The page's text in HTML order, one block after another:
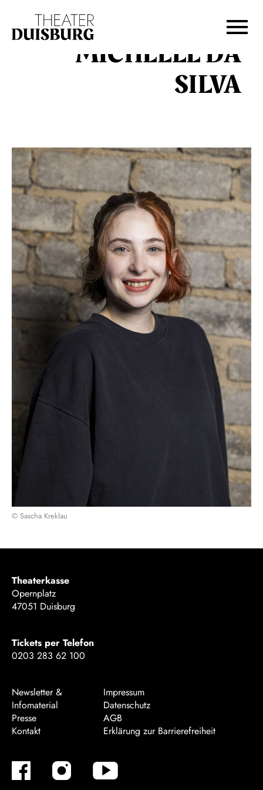
Zur Hauptnavigation springen
Zum Footer springenMICHELLE DA
SILVA
© Sascha Kreklau
Theaterkasse
Opernplatz
47051 Duisburg
Tickets per Telefon
0203 283 62 100
Newsletter &
Infomaterial
Presse
Kontakt
Impressum
Datenschutz
AGB
Erklärung zur Barrierefreiheit